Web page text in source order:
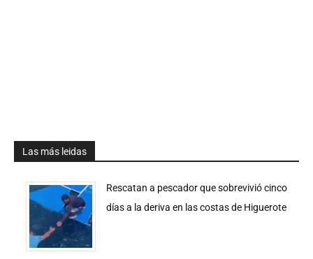
Las más leidas
Rescatan a pescador que sobrevivió cinco
días a la deriva en las costas de Higuerote